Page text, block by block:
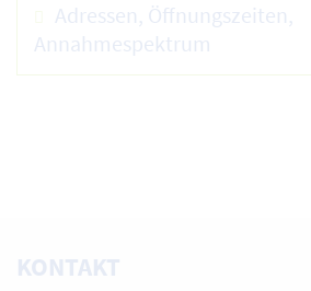
Adressen, Öffnungszeiten,
Annahmespektrum
KONTAKT